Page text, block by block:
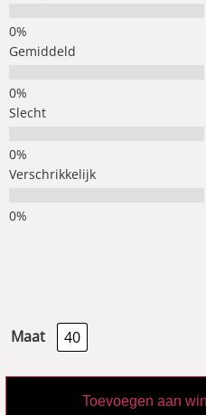
Gemiddeld
Slecht
Verschrikkelijk
Maat 40
Toevoegen aan